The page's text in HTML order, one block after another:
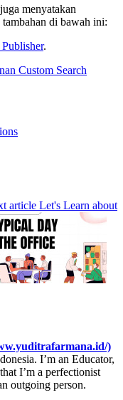
menyatakan
tambahan di bawah ini:
.
Custom Search
article Let's Learn about
)
I’m an Educator,
I’m a perfectionist
outgoing person.